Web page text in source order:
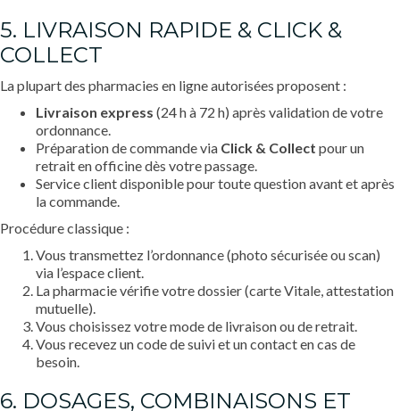
5. LIVRAISON RAPIDE & CLICK &
COLLECT
La plupart des pharmacies en ligne autorisées proposent :
Livraison express (24 h à 72 h) après validation de votre
ordonnance.
Préparation de commande via Click & Collect pour un
retrait en officine dès votre passage.
Service client disponible pour toute question avant et après
la commande.
Procédure classique :
Vous transmettez l’ordonnance (photo sécurisée ou scan)
via l’espace client.
La pharmacie vérifie votre dossier (carte Vitale, attestation
mutuelle).
Vous choisissez votre mode de livraison ou de retrait.
Vous recevez un code de suivi et un contact en cas de
besoin.
6. DOSAGES, COMBINAISONS ET